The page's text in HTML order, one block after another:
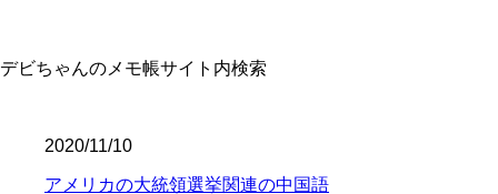
デビちゃんのメモ帳サイト内検索
2020/11/10
アメリカの大統領選挙関連の中国語